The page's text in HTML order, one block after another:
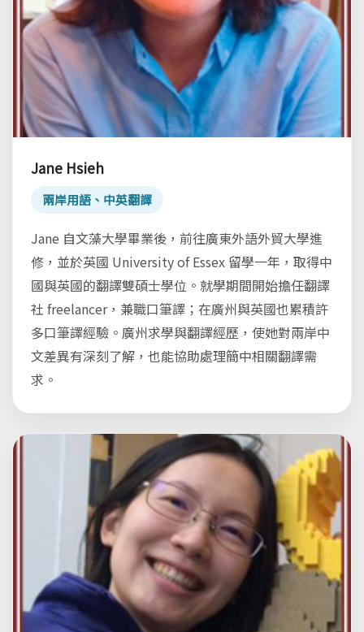
Jane Hsieh
兩岸用語、中英翻譯
Jane 自文藻大學畢業後，前往廣東外語外貿大學進
修，並於英國 University of Essex 留學一年，取得中
國與英國的翻譯雙碩士學位。就學期間開始擔任翻譯
社 freelancer，兼職口筆譯；在廣州與英國也累積許
多口筆譯經驗。廣州求學與翻譯經歷，使她對兩岸中
文差異有深刻了解，也能協助處理簡中相關翻譯需
求。